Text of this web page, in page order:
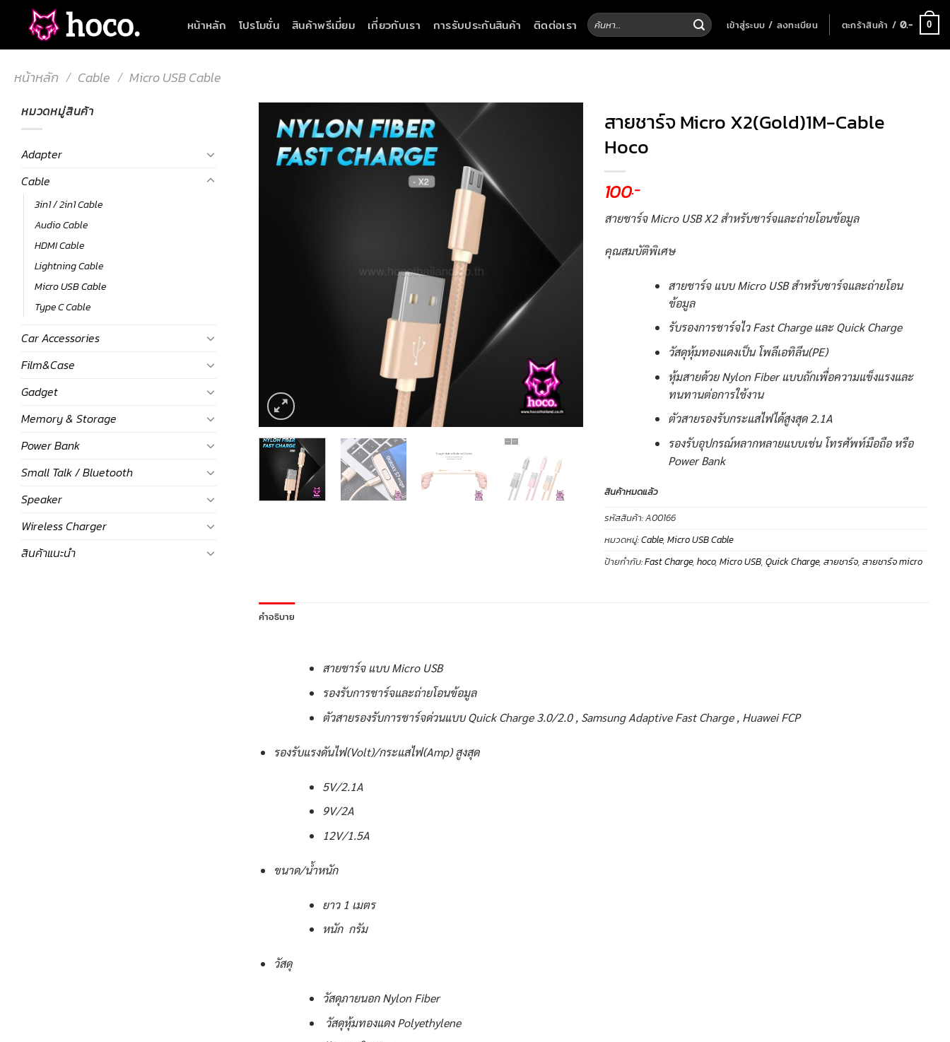
content
หน้าหลัก โปรโมชั่น สินค้าพรีเมี่ยม เกี่ยวกับเรา การรับประกันสินค้า ติดต่อเรา ค้นหา: เข้าสู่ระบบ / ลงทะเบียน ตะกร้าสินค้า /0.- 0
หน้าหลัก / Cable / Micro USB Cable
หมวดหมู่สินค้า
Adapter
Cable
3in1 / 2in1 Cable
Audio Cable
HDMI Cable
Lightning Cable
Micro USB Cable
Type C Cable
Car Accessories
Film&Case
Gadget
Memory & Storage
Power Bank
Small Talk / Bluetooth
Speaker
Wireless Charger
สินค้าแนะนำ
สายชาร์จ Micro X2(Gold)1M-Cable
Hoco
100.-
สายชาร์จ Micro USB X2 สำหรับชาร์จและถ่ายโอนข้อมูล
คุณสมบัติพิเศษ
สายชาร์จ แบบ Micro USB สำหรับชาร์จและถ่ายโอน
ข้อมูล
รับรองการชาร์จไว Fast Charge และ Quick Charge
วัสดุหุ้มทองแดงเป็น โพลีเอทิลีน(PE)
หุ้มสายด้วย Nylon Fiber แบบถักเพื่อความแข็งแรงและ
ทนทานต่อการใช้งาน
ตัวสายรองรับกระแสไฟได้สูงสุด 2.1A
รองรับอุปกรณ์หลากหลายแบบเช่น โทรศัพท์มือถือ หรือ
Power Bank
สินค้าหมดแล้ว
รหัสสินค้า:A00166
หมวดหมู่:Cable, Micro USB Cable
ป้ายกำกับ:Fast Charge, hoco, Micro USB, Quick Charge, สายชาร์จ, สายชาร์จ micro
คำอธิบาย
สายชาร์จ แบบ Micro USB
รองรับการชาร์จและถ่ายโอนข้อมูล
ตัวสายรองรับการชาร์จด่วนแบบ Quick Charge 3.0/2.0 , Samsung Adaptive Fast Charge , Huawei FCP
รองรับแรงดันไฟ(Volt)/กระแสไฟ(Amp) สูงสุด
5V/2.1A
9V/2A
12V/1.5A
ขนาด/น้ำหนัก
ยาว 1 เมตร
หนัก กรัม
วัสดุ
วัสดุภายนอก Nylon Fiber
วัสดุหุ้มทองแดง Polyethylene